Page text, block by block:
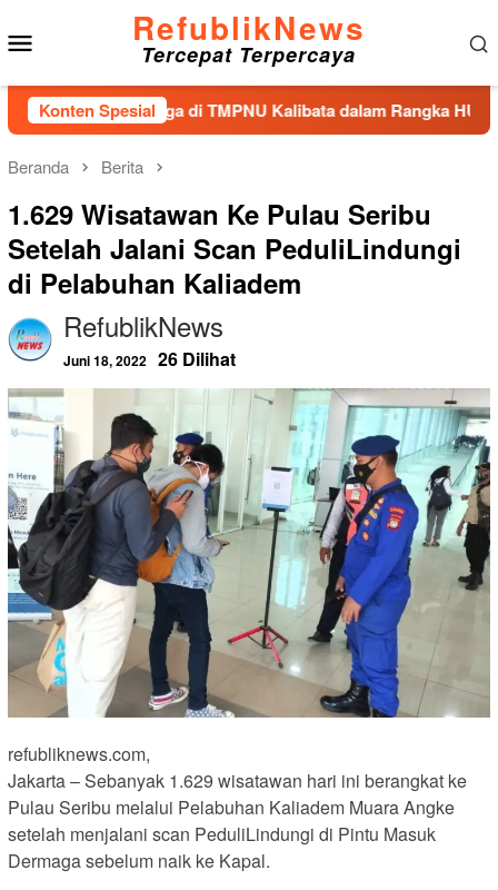
ke
konten
RefublikNews
Tercepat Terpercaya
Konten Spesial
Bunga di TMPNU Kalibata dalam Rangka HUT Ke-40
Beranda Berita
1.629 Wisatawan Ke Pulau Seribu
Setelah Jalani Scan PeduliLindungi
di Pelabuhan Kaliadem
RefublikNews
Juni 18, 2022 26 Dilihat
refubliknews.com,
Jakarta – Sebanyak 1.629 wisatawan hari ini berangkat ke
Pulau Seribu melalui Pelabuhan Kaliadem Muara Angke
setelah menjalani scan PeduliLindungi di Pintu Masuk
Dermaga sebelum naik ke Kapal.